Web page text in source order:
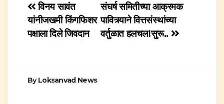
Post
navigation
संघर्ष समितीच्या आक्रमक
पावित्र्याने वित्तसंस्थांच्या
वर्तुळात हलचल!सुरू..
विनय सावंत
यांनीजखमी किंगफिशर
पक्षाला दिले जिवदान
ByLoksanvad News